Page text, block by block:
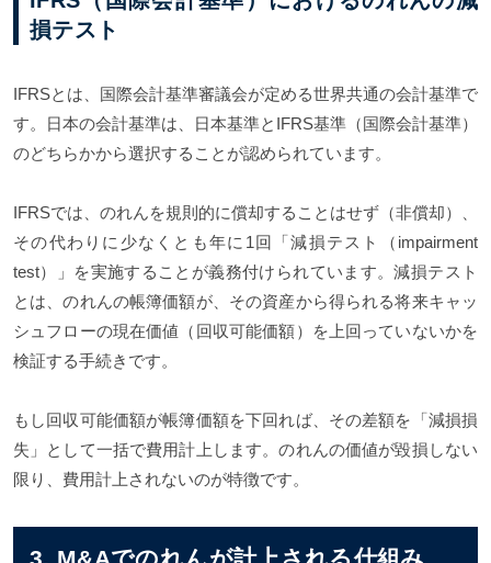
損テスト
IFRSとは、国際会計基準審議会が定める世界共通の会計基準で
す。日本の会計基準は、日本基準とIFRS基準（国際会計基準）
のどちらかから選択することが認められています。
IFRSでは、のれんを規則的に償却することはせず（非償却）、
その代わりに少なくとも年に1回「減損テスト（impairment
test）」を実施することが義務付けられています。減損テスト
とは、のれんの帳簿価額が、その資産から得られる将来キャッ
シュフローの現在価値（回収可能価額）を上回っていないかを
検証する手続きです。
もし回収可能価額が帳簿価額を下回れば、その差額を「減損損
失」として一括で費用計上します。のれんの価値が毀損しない
限り、費用計上されないのが特徴です。
3. M&Aでのれんが計上される仕組み